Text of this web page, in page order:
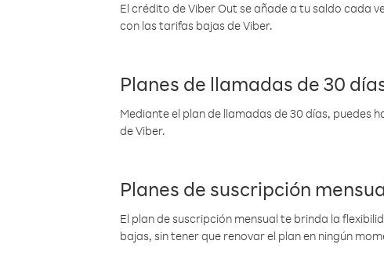
El crédito de Viber Out se añade a tu saldo cada
con las tarifas bajas de Viber.
Planes de llamadas de 30
Mediante el plan de llamadas de 30 días, puedes
de Viber.
Planes de suscripción
El plan de suscripción mensual te brinda la
bajas, sin tener que renovar el plan en ningún